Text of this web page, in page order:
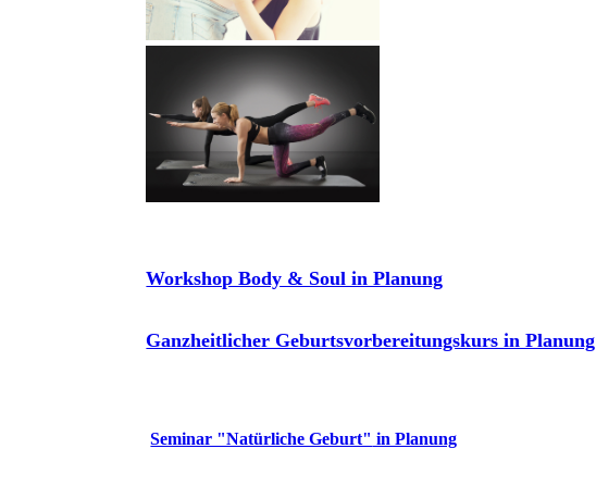
Workshop Body & Soul in Planung
Ganzheitlicher Geburtsvorbereitungskurs in Planung
Seminar "Natürliche Geburt" in Planung